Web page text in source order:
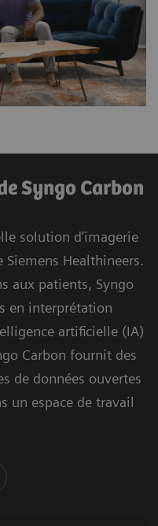
Syngo Carbon
solution d’imagerie
Siemens Healthineers.
aux patients, Syngo
en interprétation
artificielle (IA)
Carbon fournit des
de données ouvertes
un espace de travail